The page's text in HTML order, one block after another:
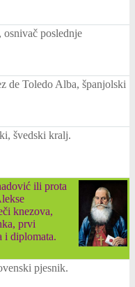
poslednje
de Toledo Alba, španjolski
švedski kralj.
ili prota
knezova,
prvi
i diplomata.
pjesnik.